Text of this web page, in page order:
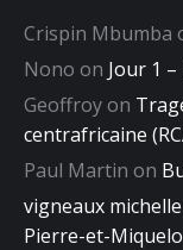
Crispin Mbumba
Nono on Jour 1
Geoffroyon
centrafricaine
Paul Martin on
vigneaux michelle
Pierre-et-